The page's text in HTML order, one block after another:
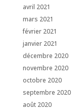
avril 2021
mars 2021
février 2021
janvier 2021
décembre 2020
novembre 2020
octobre 2020
septembre 2020
août 2020